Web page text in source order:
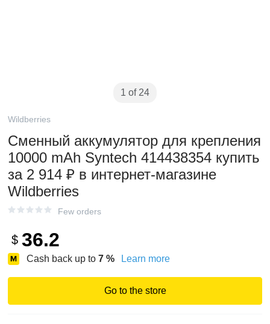
1 of 24
Wildberries
Сменный аккумулятор для крепления
10000 mAh Syntech 414438354 купить
за 2 914 ₽ в интернет‑магазине
Wildberries
Few orders
$ 36.2
Cash back up to 7 % Learn more
Go to the store